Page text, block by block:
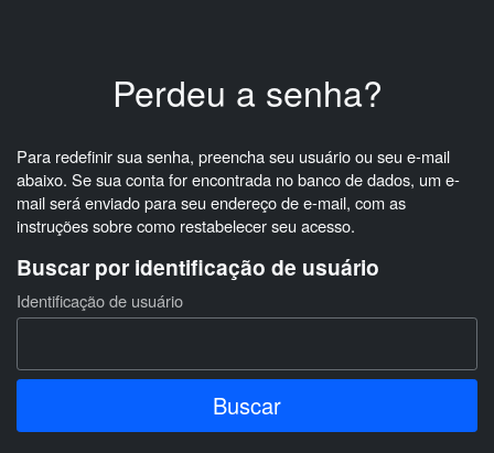
Perdeu a senha?
Para redefinir sua senha, preencha seu usuário ou seu e-mail
abaixo. Se sua conta for encontrada no banco de dados, um e-
mail será enviado para seu endereço de e-mail, com as
instruções sobre como restabelecer seu acesso.
Buscar por identificação de usuário
Buscar por identificação de usuário
Identificação de usuário